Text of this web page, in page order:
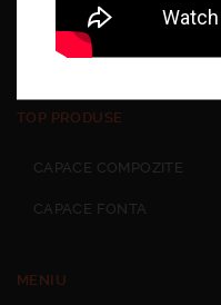
Email
TOP PRODUSE
CAPACE COMPOZITE
CAPACE FONTA
MENIU